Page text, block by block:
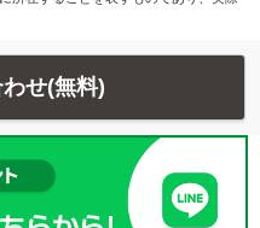
せ(無料)